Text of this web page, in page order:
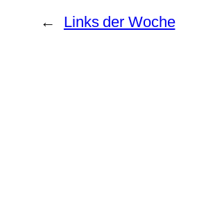
← Links der Woche